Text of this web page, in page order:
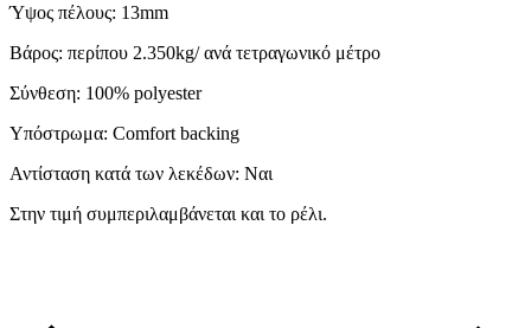
Ύψος πέλους: 13mm
Βάρος: περίπου 2.350kg/ ανά τετραγωνικό μέτρο
Σύνθεση: 100% polyester
Υπόστρωμα: Comfort backing
Αντίσταση κατά των λεκέδων: Ναι
Στην τιμή συμπεριλαμβάνεται και το ρέλι.